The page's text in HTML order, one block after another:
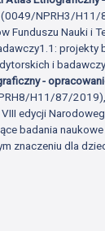
(0049/NPRH3/H11/
Funduszu Nauki i
projekty
i
-
H11/87/2019),
edycji
badania
znaczeniu dla